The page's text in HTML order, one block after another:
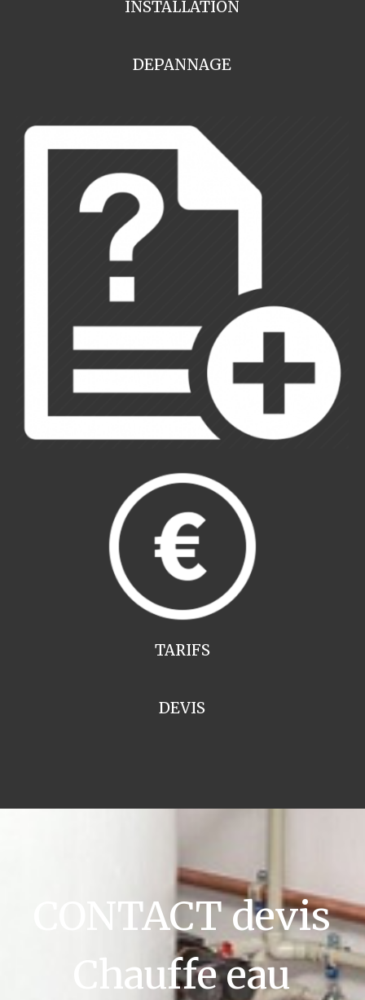
INSTALLATION
DEPANNAGE
TARIFS
DEVIS
CONTACT devis
Chauffe eau